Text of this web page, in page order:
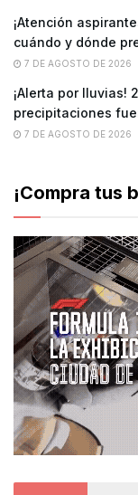
¡Atención
cuándo y dónde
7 DE AGOSTO DE 2026
¡Alerta por lluvias!
precipitaciones
7 DE AGOSTO DE 2026
¡Compra tus